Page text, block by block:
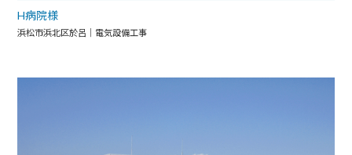
H病院様
浜松市浜北区於呂｜電気設備工事